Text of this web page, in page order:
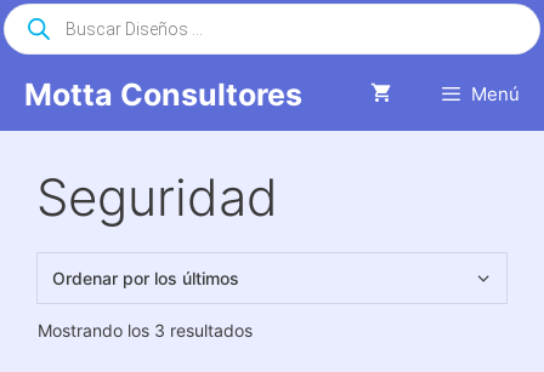
Saltar
al
Motta Consultores Menú
Búsqueda
de
productos
Seguridad
Mostrando los 3 resultadosOrdenado